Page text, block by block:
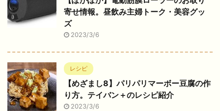
寄せ情報。昼飲み主婦トーク・美容グッ
ズ
2023/3/6
レシピ
【めざまし8】パリパリマーボー豆腐の作
り方。テイバン＋のレシピ紹介
2023/3/6